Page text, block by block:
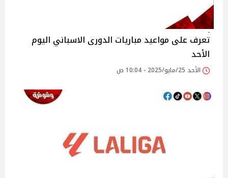
تعرف على مواعيد مباريات الدورى الاسباني اليوم
الأحد
الأحد 25/مايو/2025 - 10:04 ص